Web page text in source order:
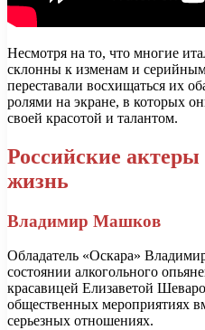
Несмотря на то, что многие
склонны к изменам и
переставали восхищаться их
ролями на экране, в которых
своей красотой и талантом.
Российские актеры
жизнь
Владимир Машков
Обладатель «Оскара»
состоянии алкогольного
красавицей Елизаветой
общественных мероприятиях
серьезных отношениях.